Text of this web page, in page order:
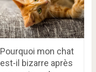
Pourquoi mon chat
est-il bizarre après